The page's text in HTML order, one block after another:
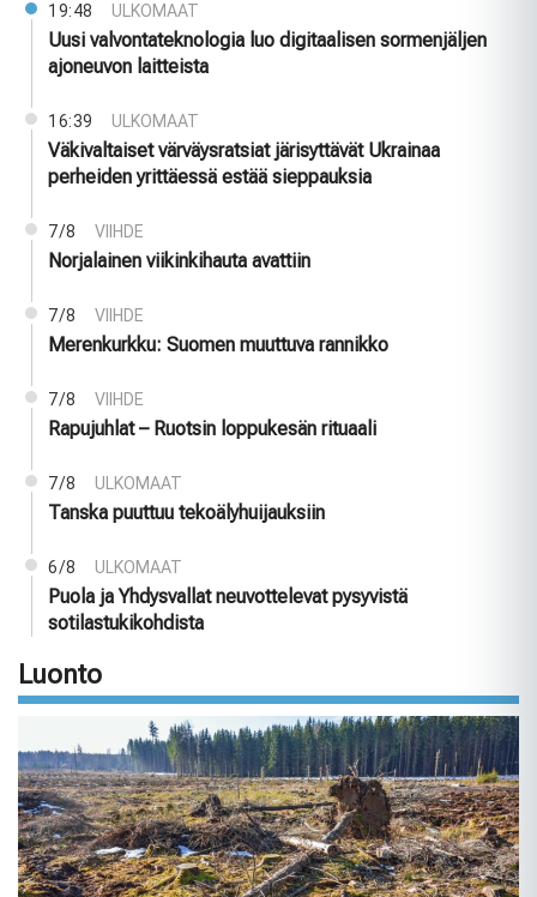
19:48 ULKOMAAT
Uusi valvontateknologia luo digitaalisen sormenjäljen
ajoneuvon laitteista
16:39 ULKOMAAT
Väkivaltaiset värväysratsiat järisyttävät Ukrainaa
perheiden yrittäessä estää sieppauksia
7/8 VIIHDE
Norjalainen viikinkihauta avattiin
7/8 VIIHDE
Merenkurkku: Suomen muuttuva rannikko
7/8 VIIHDE
Rapujuhlat – Ruotsin loppukesän rituaali
7/8 ULKOMAAT
Tanska puuttuu tekoälyhuijauksiin
6/8 ULKOMAAT
Puola ja Yhdysvallat neuvottelevat pysyvistä
sotilastukikohdista
Luonto